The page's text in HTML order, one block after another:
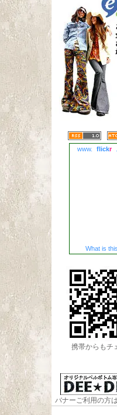
www. flickr
What is
携帯からもチ
バナーご利用の方